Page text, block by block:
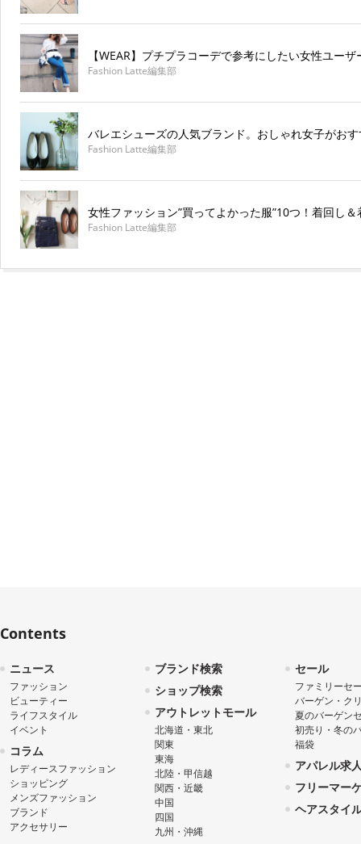
【WEAR】プチプラコーデで参考にしたい女性ユー
Fashion Latte編集部
バレエシューズの人気ブランド。おしゃれ女子がお
Fashion Latte編集部
女性ファッション”買ってよかった服”10つ！着回し
Fashion Latte編集部
Contents
ニュース
ファッション
ビューティー
ライフスタイル
イベント
コラム
レディースファッション
ショッピング
メンズファッション
ブランド
アクセサリー
ブランド検索
ショップ検索
アウトレットモール
北海道・東北
関東
東海
北陸・甲信越
関西・近畿
中国
四国
九州・沖縄
セール
ファミリーセ
バーゲン・ク
夏のバーゲン
初売り・冬の
福袋
アパレル求
フリーマー
ヘアスタイ